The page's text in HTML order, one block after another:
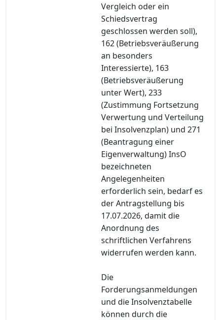
Vergleich oder ein
Schiedsvertrag
geschlossen werden soll),
162 (Betriebsveräußerung
an besonders
Interessierte), 163
(Betriebsveräußerung
unter Wert), 233
(Zustimmung Fortsetzung
Verwertung und Verteilung
bei Insolvenzplan) und 271
(Beantragung einer
Eigenverwaltung) InsO
bezeichneten
Angelegenheiten
erforderlich sein, bedarf es
der Antragstellung bis
17.07.2026, damit die
Anordnung des
schriftlichen Verfahrens
widerrufen werden kann.
Die
Forderungsanmeldungen
und die Insolvenztabelle
können durch die